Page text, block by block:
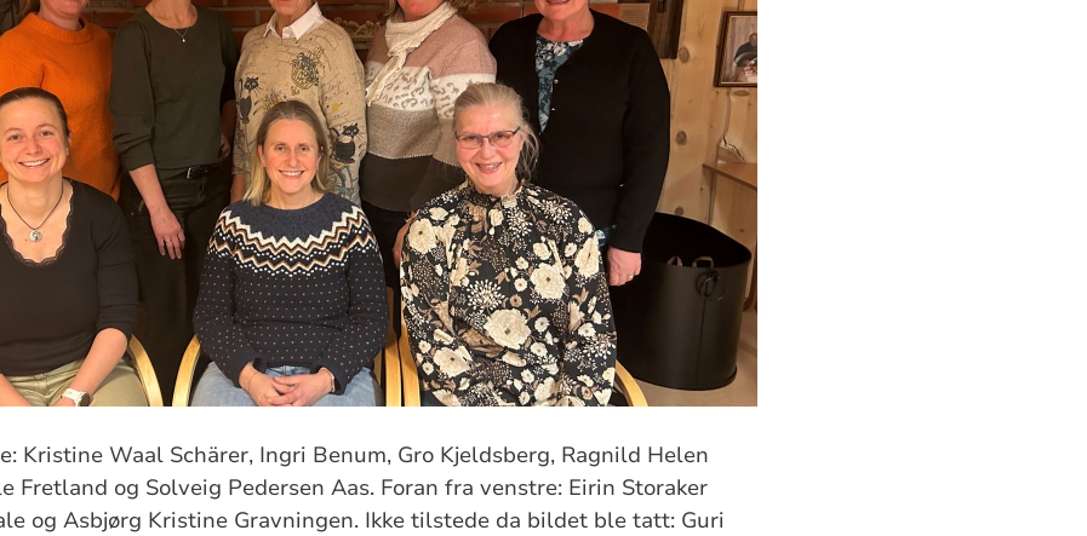
Kristine Waal Schärer, Ingri Benum, Gro Kjeldsberg, Ragnild Helen
Fretland og Solveig Pedersen Aas. Foran fra venstre: Eirin Storaker
og Asbjørg Kristine Gravningen. Ikke tilstede da bildet ble tatt: Guri